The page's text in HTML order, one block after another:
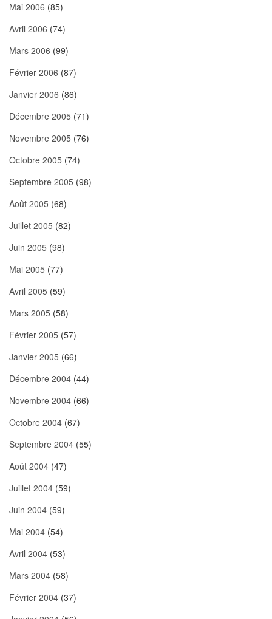
Mai 2006 (85)
Avril 2006 (74)
Mars 2006 (99)
Février 2006 (87)
Janvier 2006 (86)
Décembre 2005 (71)
Novembre 2005 (76)
Octobre 2005 (74)
Septembre 2005 (98)
Août 2005 (68)
Juillet 2005 (82)
Juin 2005 (98)
Mai 2005 (77)
Avril 2005 (59)
Mars 2005 (58)
Février 2005 (57)
Janvier 2005 (66)
Décembre 2004 (44)
Novembre 2004 (66)
Octobre 2004 (67)
Septembre 2004 (55)
Août 2004 (47)
Juillet 2004 (59)
Juin 2004 (59)
Mai 2004 (54)
Avril 2004 (53)
Mars 2004 (58)
Février 2004 (37)